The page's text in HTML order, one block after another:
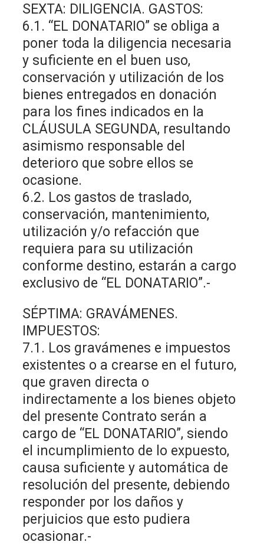
SEXTA: DILIGENCIA. GASTOS:
6.1. “EL DONATARIO” se obliga a
poner toda la diligencia necesaria
y suficiente en el buen uso,
conservación y utilización de los
bienes entregados en donación
para los fines indicados en la
CLÁUSULA SEGUNDA, resultando
asimismo responsable del
deterioro que sobre ellos se
ocasione.
6.2. Los gastos de traslado,
conservación, mantenimiento,
utilización y/o refacción que
requiera para su utilización
conforme destino, estarán a cargo
exclusivo de “EL DONATARIO”.-
SÉPTIMA: GRAVÁMENES.
IMPUESTOS:
7.1. Los gravámenes e impuestos
existentes o a crearse en el futuro,
que graven directa o
indirectamente a los bienes objeto
del presente Contrato serán a
cargo de “EL DONATARIO”, siendo
el incumplimiento de lo expuesto,
causa suficiente y automática de
resolución del presente, debiendo
responder por los daños y
perjuicios que esto pudiera
ocasionar.-